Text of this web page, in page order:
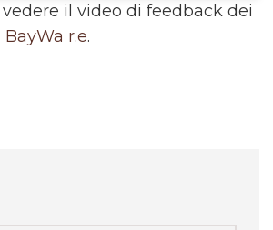
il video di feedback dei
BayWa r.e.